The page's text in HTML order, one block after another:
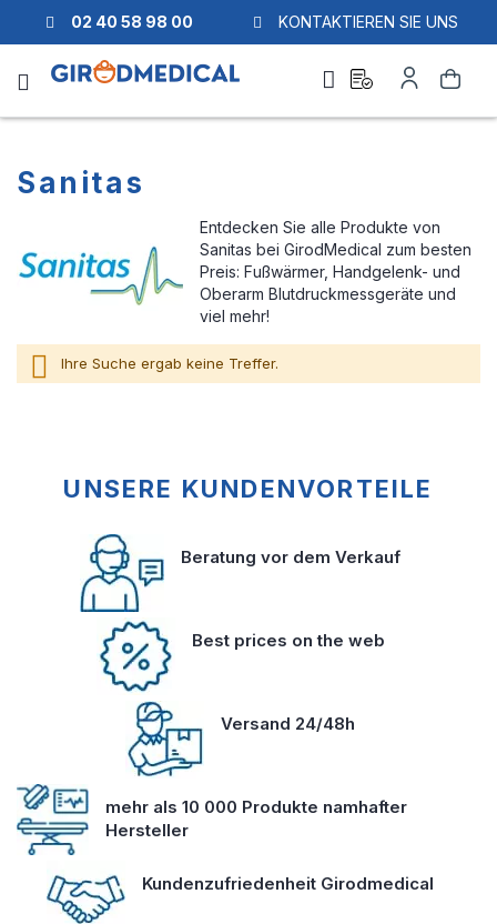
02 40 58 98 00 KONTAKTIEREN SIE UNS
Suche
quote
Konto
Sanitas
Entdecken Sie alle Produkte von
Sanitas bei GirodMedical zum besten
Preis: Fußwärmer, Handgelenk- und
Oberarm Blutdruckmessgeräte und
viel mehr!
Ihre Suche ergab keine Treffer.
UNSERE KUNDENVORTEILE
Beratung vor dem Verkauf
Best prices on the web
Versand 24/48h
mehr als 10 000 Produkte namhafter
Hersteller
Kundenzufriedenheit Girodmedical